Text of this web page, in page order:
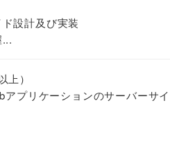
設計及び実装
上）
アプリケーションのサーバーサ